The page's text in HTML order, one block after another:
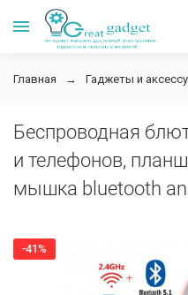
Главная Гаджеты и
Беспроводная
и телефонов,
мышка bluetooth
-41%